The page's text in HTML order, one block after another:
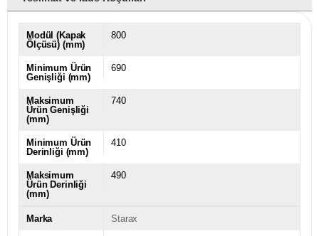
Modül (Kapak
Ölçüsü) (mm)
800
Minimum Ürün
Genişliği (mm)
690
Maksimum
Ürün Genişliği
(mm)
740
Minimum Ürün
Derinliği (mm)
410
Maksimum
Ürün Derinliği
(mm)
490
Marka Starax